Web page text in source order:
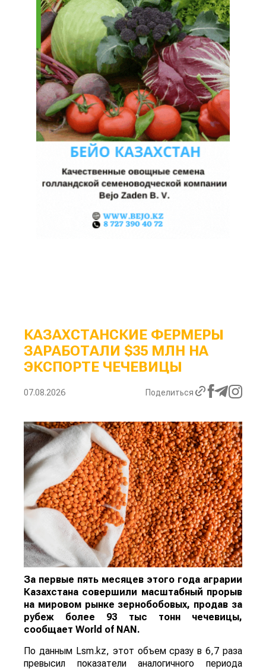
КАЗАХСТАНСКИЕ ФЕРМЕРЫ
ЗАРАБОТАЛИ $35 МЛН НА
ЭКСПОРТЕ ЧЕЧЕВИЦЫ
07.08.2026 Поделиться
За первые пять месяцев этого года аграрии
Казахстана совершили масштабный прорыв
на мировом рынке зернобобовых, продав за
рубеж более 93 тыс тонн чечевицы,
сообщает World of NAN.
По данным Lsm.kz, этот объем сразу в 6,7 раза
превысил показатели аналогичного периода